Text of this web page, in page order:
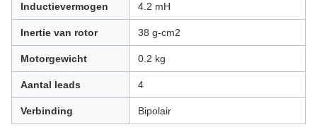
Inductievermogen 4.2 mH
Inertie van rotor 38 g-cm2
Motorgewicht 0.2 kg
Aantal leads 4
Verbinding Bipolair